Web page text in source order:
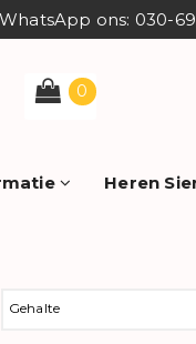
ons: 030-
0
Heren
Gehalte